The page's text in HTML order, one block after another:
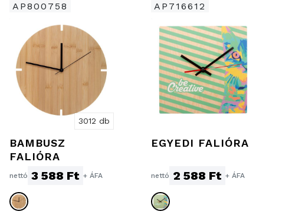
AP800758
3012 db
BAMBUSZ
FALIÓRA
nettó 3 588 Ft + ÁFA
AP716612
EGYEDI FALIÓRA
nettó 2 588 Ft + ÁFA